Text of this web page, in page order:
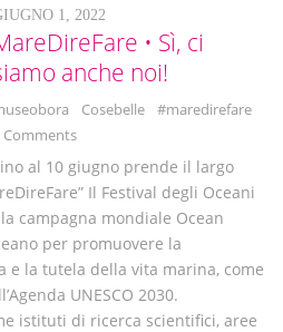
1, 2022
• Sì, ci
anche noi!
Cosebelle
#maredirefare
Comments
al 10 giugno prende il largo
Il Festival degli Oceani
campagna mondiale Ocean
per promuovere la
e la tutela della vita marina, come
UNESCO 2030.
istituti di ricerca scientifici, aree